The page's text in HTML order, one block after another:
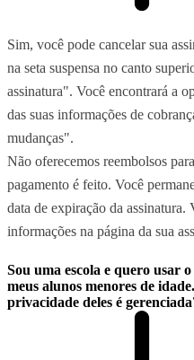
Sim, você pode cancelar sua
na seta suspensa no canto
assinatura". Você encontrará a
das suas informações de
mudanças".
Não oferecemos reembolsos
pagamento é feito. Você
data de expiração da assinatura.
informações na página da sua
Sou uma escola e quero usar
meus alunos menores de
privacidade deles é